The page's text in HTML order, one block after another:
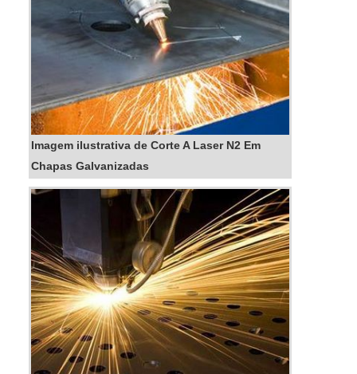
Imagem ilustrativa de Corte A Laser N2 Em
Chapas Galvanizadas